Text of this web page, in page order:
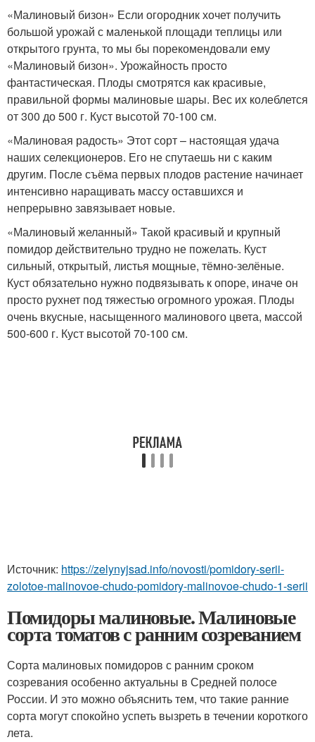
«Малиновый бизон» Если огородник хочет получить
большой урожай с маленькой площади теплицы или
открытого грунта, то мы бы порекомендовали ему
«Малиновый бизон». Урожайность просто
фантастическая. Плоды смотрятся как красивые,
правильной формы малиновые шары. Вес их колеблется
от 300 до 500 г. Куст высотой 70-100 см.
«Малиновая радость» Этот сорт – настоящая удача
наших селекционеров. Его не спутаешь ни с каким
другим. После съёма первых плодов растение начинает
интенсивно наращивать массу оставшихся и
непрерывно завязывает новые.
«Малиновый желанный» Такой красивый и крупный
помидор действительно трудно не пожелать. Куст
сильный, открытый, листья мощные, тёмно-зелёные.
Куст обязательно нужно подвязывать к опоре, иначе он
просто рухнет под тяжестью огромного урожая. Плоды
очень вкусные, насыщенного малинового цвета, массой
500-600 г. Куст высотой 70-100 см.
Источник: https://zelynyjsad.info/novosti/pomidory-serii-
zolotoe-malinovoe-chudo-pomidory-malinovoe-chudo-1-serii
Помидоры малиновые. Малиновые
сорта томатов с ранним созреванием
Сорта малиновых помидоров с ранним сроком
созревания особенно актуальны в Средней полосе
России. И это можно объяснить тем, что такие ранние
сорта могут спокойно успеть вызреть в течении короткого
лета.